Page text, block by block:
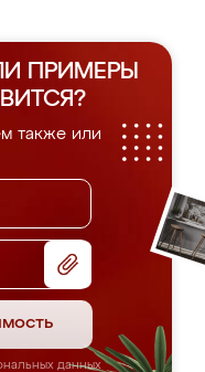
ПРИМЕРЫ
также или
данных